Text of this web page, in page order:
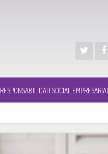
RESPONSABILIDAD SOCIAL